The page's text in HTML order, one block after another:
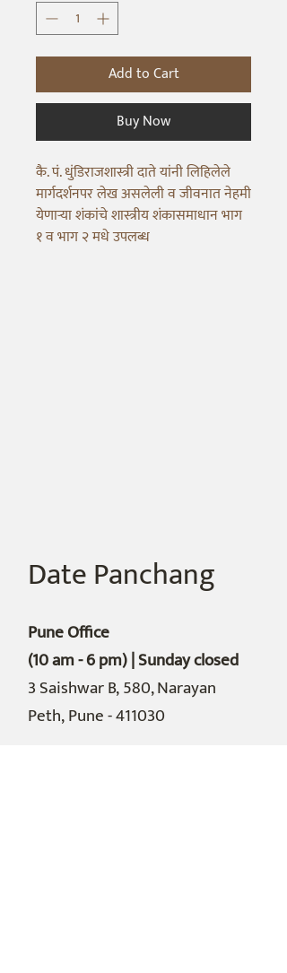
Add to Cart
Buy Now
कै. पं. धुंडिराजशास्त्री दाते यांनी लिहिलेले
मार्गदर्शनपर लेख असलेली व जीवनात नेहमी
येणाऱ्या शंकांचे शास्त्रीय शंकासमाधान भाग
१ व भाग २ मधे उपलब्ध
Date Panchang
Pune Office
(10 am - 6 pm) | Sunday closed
3 Saishwar B,580, Narayan
Peth,Pune - 411030